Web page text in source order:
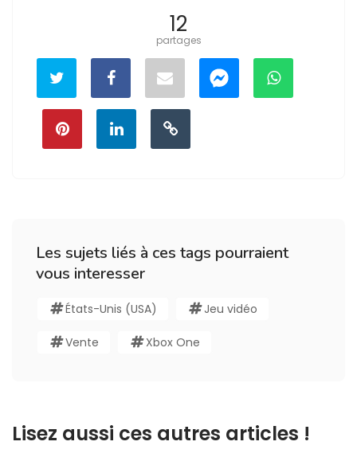
12
partages
Les sujets liés à ces tags pourraient
vous interesser
États-Unis (USA) Jeu vidéo
Vente Xbox One
Lisez aussi ces autres articles !